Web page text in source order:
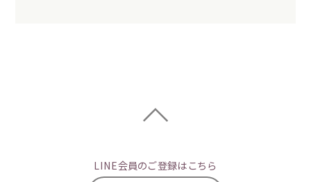
LINE会員のご登録はこちら